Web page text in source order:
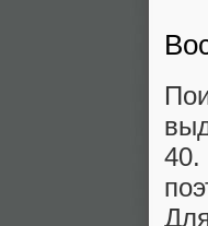
40.